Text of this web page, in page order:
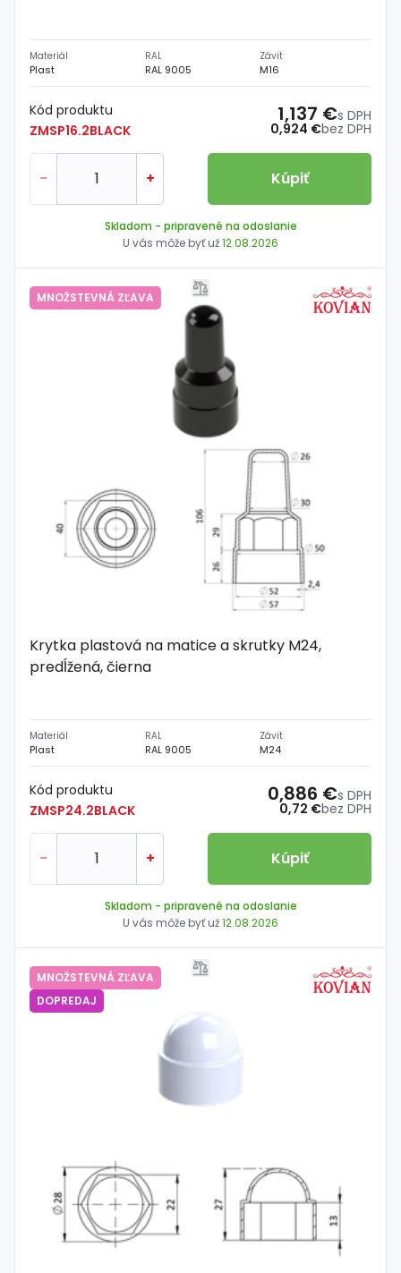
Materiál
Plast
RAL
RAL 9005
Závit
M16
Kód produktu
ZMSP16.2BLACK
0,924 €bez DPH
1,137 €s DPH
- + Kúpiť
Skladom - pripravené na odoslanie
U vás môže byť už12.08.2026
MNOŽSTEVNÁ ZĽAVA
Krytka plastová na matice a skrutky M24,
predĺžená, čierna
Materiál
Plast
RAL
RAL 9005
Závit
M24
Kód produktu
ZMSP24.2BLACK
0,72 €bez DPH
0,886 €s DPH
- + Kúpiť
Skladom - pripravené na odoslanie
U vás môže byť už12.08.2026
MNOŽSTEVNÁ ZĽAVA
DOPREDAJ